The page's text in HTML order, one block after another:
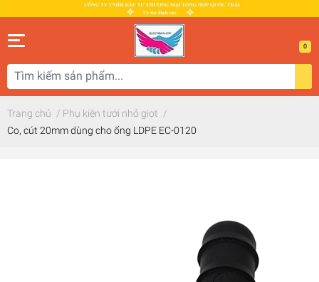
0
Trang chủ / Phụ kiện tưới nhỏ giọt /
Co, cút 20mm dùng cho ống LDPE EC-0120